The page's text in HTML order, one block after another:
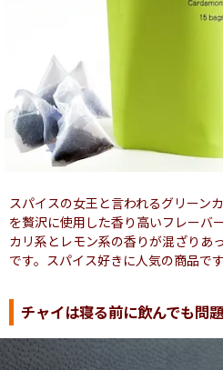
スパイスの女王と言われるグリーン
を贅沢に使用した香り高いフレーバ
カリ系とレモン系の香りが混ざりあ
です。スパイス好きに人気の商品です
チャイは寝る前に飲んでも問